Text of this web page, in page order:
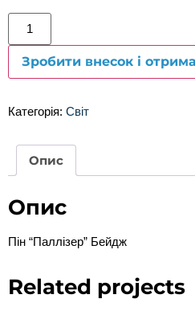
Зробити внесок і
Категорія: Світ
Опис
Опис
Пін “Паллізер” Бейдж
Related projects